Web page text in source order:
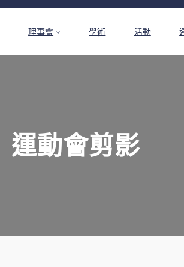
理事會 學術 活動
運動會剪影